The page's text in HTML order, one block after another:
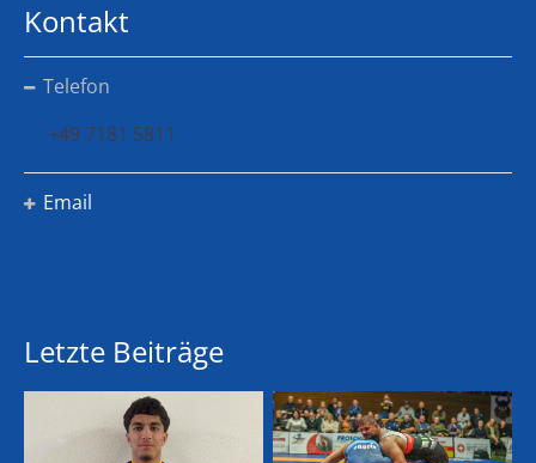
Kontakt
Telefon
+49 7181 5811
Email
Letzte Beiträge